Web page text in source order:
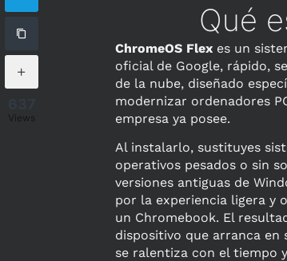
Qué
ChromeOS Flex es un
oficial de Google, rápido,
de la nube, diseñado
modernizar ordenadores
empresa ya posee.
Al instalarlo, sustituyes
operativos pesados o sin
versiones antiguas de
por la experiencia ligera y
un Chromebook. El
dispositivo que arranca en
se ralentiza con el tiempo
Views